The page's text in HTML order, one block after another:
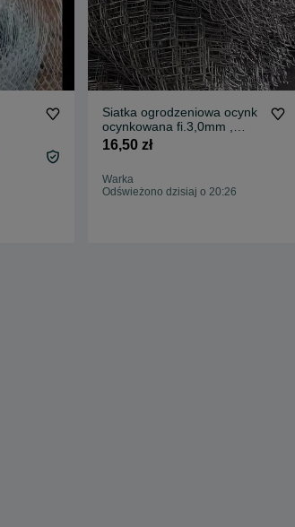
Siatka ogrodzeniowa ocynk
ocynkowana fi.3,0mm ,
150cm , oczko 65x65mm
16,50 zł
Warka
Odświeżono dzisiaj o 20:26